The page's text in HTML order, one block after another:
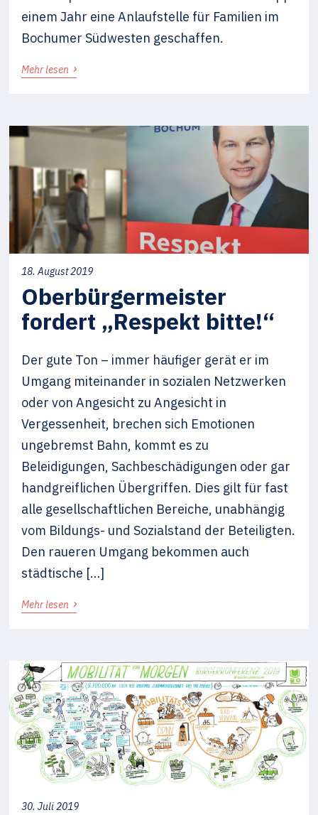
einem Jahr eine Anlaufstelle für Familien im
Bochumer Südwesten geschaffen.
Mehr lesen ›
18. August 2019
Oberbürgermeister
fordert „Respekt bitte!“
Der gute Ton – immer häufiger gerät er im
Umgang miteinander in sozialen Netzwerken
oder von Angesicht zu Angesicht in
Vergessenheit, brechen sich Emotionen
ungebremst Bahn, kommt es zu
Beleidigungen, Sachbeschädigungen oder gar
handgreiflichen Übergriffen. Dies gilt für fast
alle gesellschaftlichen Bereiche, unabhängig
vom Bildungs- und Sozialstand der Beteiligten.
Den raueren Umgang bekommen auch
städtische […]
Mehr lesen ›
30. Juli 2019